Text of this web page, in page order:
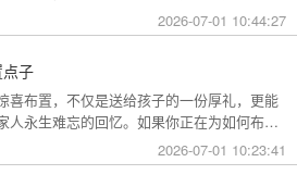
以看看哪种更贴合自己的情况。2026-07-01 10:44:27
子
喜布置，不仅是送给孩子的一份厚礼，更能
人永生难忘的回忆。如果你正在为如何布置
这份成人礼惊喜布置全攻略，从主题风格到
造一场仪式感爆棚的成年盛典。
2026-07-01 10:23:41